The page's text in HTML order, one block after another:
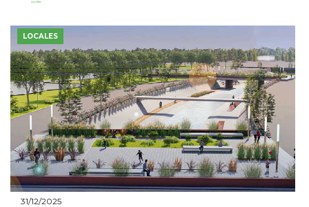
Leer Más
LOCALES
31/12/2025